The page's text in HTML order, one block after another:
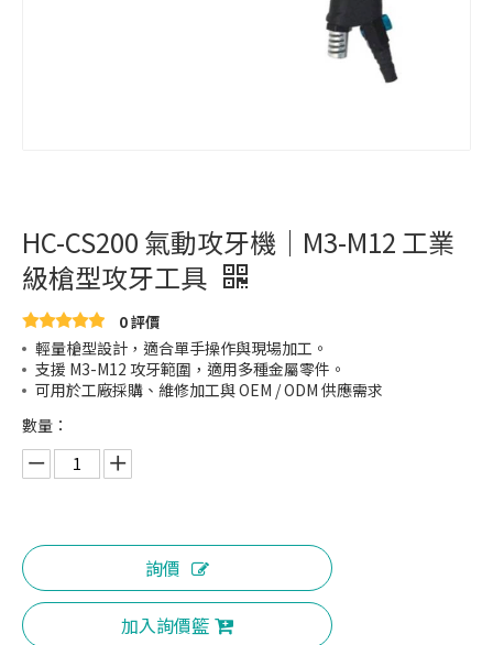
HC-CS200 氣動攻牙機｜M3-M12 工業
級槍型攻牙工具
0 評價
輕量槍型設計，適合單手操作與現場加工。
支援 M3-M12 攻牙範圍，適用多種金屬零件。
可用於工廠採購、維修加工與 OEM / ODM 供應需求
數量：
詢價
加入詢價籃